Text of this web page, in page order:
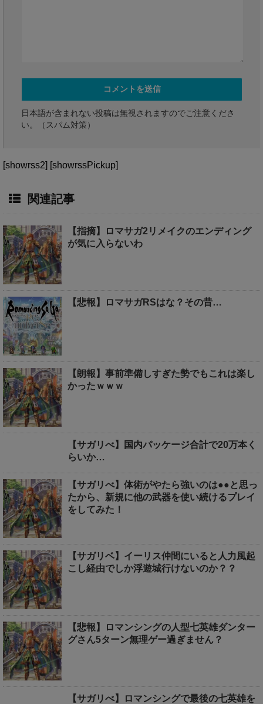
日本語が含まれない投稿は無視されますのでご注意くださ
い。（スパム対策）
[showrss2] [showrssPickup]
関連記事
【指摘】ロマサガ2リメイクのエンディング
が気に入らないわ
【悲報】ロマサガRSはな？その昔…
【朗報】事前準備しすぎた勢でもこれは楽し
かったｗｗｗ
【サガリべ】国内パッケージ合計で20万本く
らいか…
【サガリべ】体術がやたら強いのは●●と思っ
たから、新規に他の武器を使い続けるプレイ
をしてみた！
【サガリベ】イーリス仲間にいると人力風起
こし経由でしか浮遊城行けないのか？？
【悲報】ロマンシングの人型七英雄ダンター
グさん5ターン無理ゲー過ぎません？
【サガリべ】ロマンシングで最後の七英雄を